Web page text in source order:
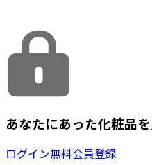
あなたにあった化粧品
ログイン無料会員登録